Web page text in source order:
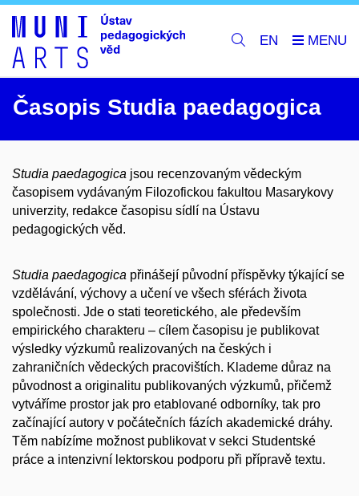
EN
Časopis Studia paedagogica
Studia paedagogica jsou recenzovaným vědeckým
časopisem vydávaným Filozofickou fakultou Masarykovy
univerzity, redakce časopisu sídlí na Ústavu
pedagogických věd.
Studia paedagogica přinášejí původní příspěvky týkající se
vzdělávání, výchovy a učení ve všech sférách života
společnosti. Jde o stati teoretického, ale především
empirického charakteru – cílem časopisu je publikovat
výsledky výzkumů realizovaných na českých i
zahraničních vědeckých pracovištích. Klademe důraz na
původnost a originalitu publikovaných výzkumů, přičemž
vytváříme prostor jak pro etablované odborníky, tak pro
začínající autory v počátečních fázích akademické dráhy.
Těm nabízíme možnost publikovat v sekci Studentské
práce a intenzivní lektorskou podporu při přípravě textu.